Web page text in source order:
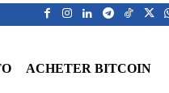
ACHETER BITCOIN